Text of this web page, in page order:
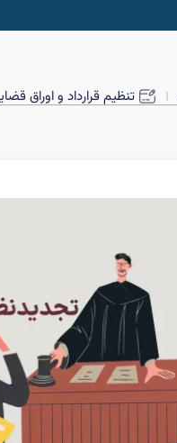
تنظیم قرارداد و اوراق